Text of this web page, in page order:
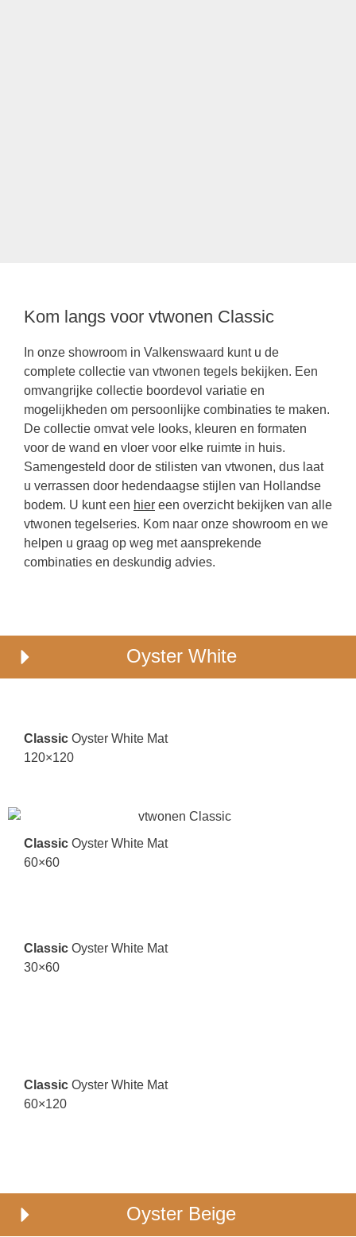
Kom langs voor vtwonen Classic
In onze showroom in Valkenswaard kunt u de
complete collectie van vtwonen tegels bekijken. Een
omvangrijke collectie boordevol variatie en
mogelijkheden om persoonlijke combinaties te maken.
De collectie omvat vele looks, kleuren en formaten
voor de wand en vloer voor elke ruimte in huis.
Samengesteld door de stilisten van vtwonen, dus laat
u verrassen door hedendaagse stijlen van Hollandse
bodem. U kunt een hier een overzicht bekijken van alle
vtwonen tegelseries. Kom naar onze showroom en we
helpen u graag op weg met aansprekende
combinaties en deskundig advies.
Oyster White
Classic Oyster White Mat
120×120
Classic Oyster White Mat
60×60
Classic Oyster White Mat
30×60
Classic Oyster White Mat
60×120
Oyster Beige